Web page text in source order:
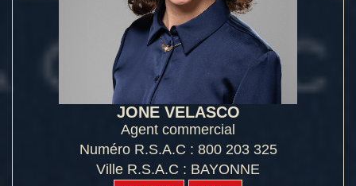
JONE VELASCO
Agent commercial
Numéro R.S.A.C : 800 203 325
Ville R.S.A.C : BAYONNE